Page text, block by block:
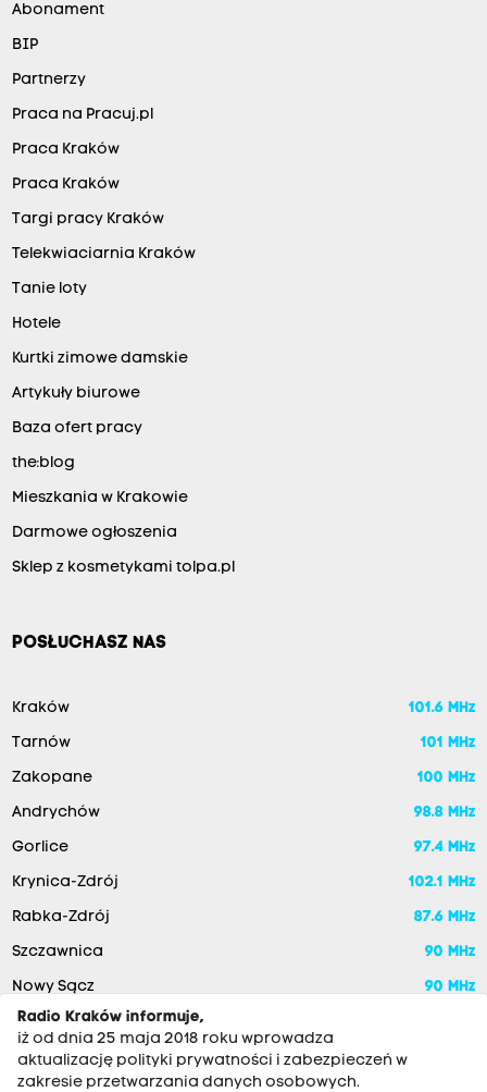
Abonament
BIP
Partnerzy
Praca na Pracuj.pl
Praca Kraków
Praca Kraków
Targi pracy Kraków
Telekwiaciarnia Kraków
Tanie loty
Hotele
Kurtki zimowe damskie
Artykuły biurowe
Baza ofert pracy
the:blog
Mieszkania w Krakowie
Darmowe ogłoszenia
Sklep z kosmetykami tolpa.pl
POSŁUCHASZ NAS
Kraków 101.6 MHz
Tarnów 101 MHz
Zakopane 100 MHz
Andrychów 98.8 MHz
Gorlice 97.4 MHz
Krynica-Zdrój 102.1 MHz
Rabka-Zdrój 87.6 MHz
Szczawnica 90 MHz
Nowy Sącz
90 MHz
Radio Kraków informuje,
iż od dnia 25 maja 2018 roku wprowadza
aktualizację polityki prywatności i zabezpieczeń w
zakresie przetwarzania danych osobowych.